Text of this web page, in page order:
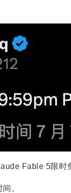
Fable 5限时
。